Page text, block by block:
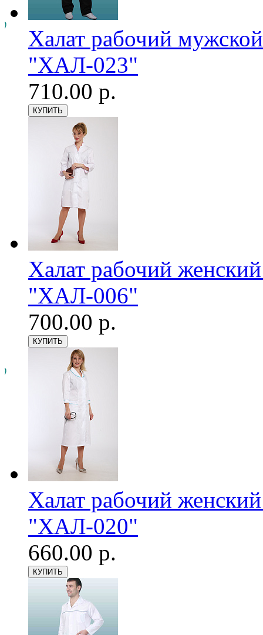
Халат рабочий
"ХАЛ-023"
710.00 р.
Халат рабочий
"ХАЛ-006"
700.00 р.
Халат рабочий
"ХАЛ-020"
660.00 р.